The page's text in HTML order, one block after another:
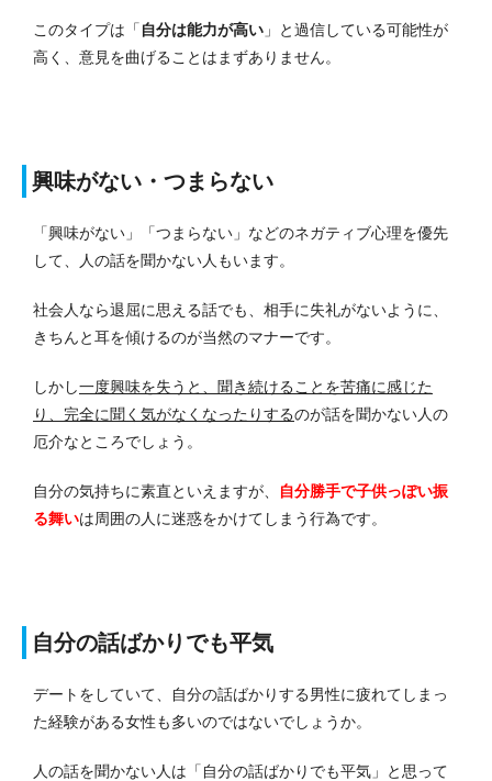
このタイプは「 自分は能力が高い 」と過信している可能性が
高く、意見を曲げることはまずありません。
興味がない・つまらない
「興味がない」「つまらない」などのネガティブ心理を優先
して、人の話を聞かない人もいます。
社会人なら退屈に思える話でも、相手に失礼がないように、
きちんと耳を傾けるのが当然のマナーです。
しかし一度興味を失うと、聞き続けることを苦痛に感じた
り、完全に聞く気がなくなったりするのが話を聞かない人の
厄介なところでしょう。
自分の気持ちに素直といえますが、
自分勝手で子供っぽい振
る舞いは周囲の人に迷惑をかけてしまう行為です。
自分の話ばかりでも平気
デートをしていて、自分の話ばかりする男性に疲れてしまっ
た経験がある女性も多いのではないでしょうか。
人の話を聞かない人は「自分の話ばかりでも平気」と思って